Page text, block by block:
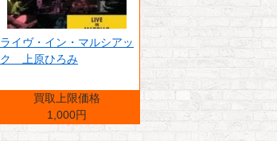
ライヴ・イン・マルシアッ
ク 上原ひろみ
買取上限価格
1,000円